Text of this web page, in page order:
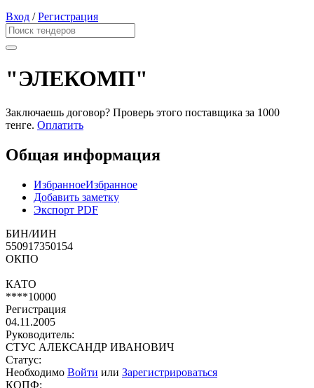
Вход /Регистрация
"ЭЛЕКОМП"
Заключаешь договор? Проверь этого поставщика за 1000
тенге. Оплатить
Общая информация
ИзбранноеИзбранное
Добавить заметку
Экспорт PDF
БИН/ИИН
550917350154
ОКПО
КАТО
****10000
Регистрация
04.11.2005
Руководитель:
СТУС АЛЕКСАНДР ИВАНОВИЧ
Статус:
Необходимо Войти или Зарегистрироваться
КОПФ: